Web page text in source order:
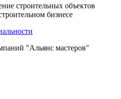
строительных объектов
бизнесе
"Альянс мастеров"